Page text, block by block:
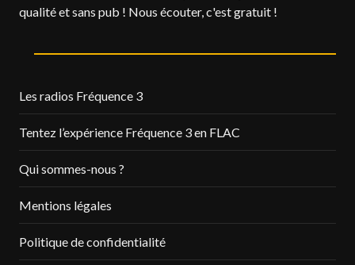
qualité et sans pub ! Nous écouter, c'est gratuit !
Les radios Fréquence 3
Tentez l’expérience Fréquence 3 en FLAC
Qui sommes-nous ?
Mentions légales
Politique de confidentialité